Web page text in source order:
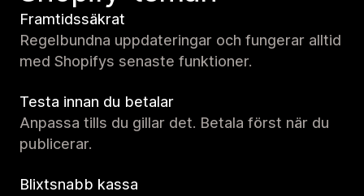
Framtidssäkrat
Regelbundna uppdateringar och fungerar alltid
med Shopifys senaste funktioner.
Testa innan du betalar
Anpassa tills du gillar det. Betala först när du
publicerar.
Blixtsnabb kassa